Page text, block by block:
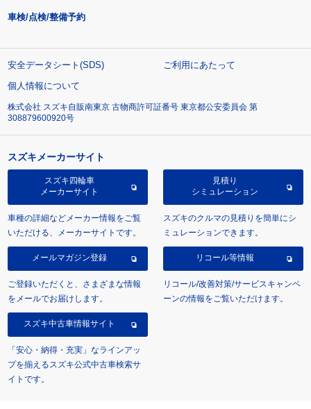
車検/点検/整備予約
安全データシート(SDS)
ご利用にあたって
個人情報について
株式会社 スズキ自販南東京 古物商許可証番号 東京都公安委員会 第
308879600920号
スズキメーカーサイト
スズキ四輪車
メーカーサイト
車種の詳細などメーカー情報をご覧
いただける、メーカーサイトです。
見積り
シミュレーション
スズキのクルマの見積りを簡単にシ
ミュレーションできます。
メールマガジン登録
ご登録いただくと、さまざまな情報
をメールでお届けします。
リコール等情報
リコール/改善対策/サービスキャンペ
ーンの情報をご覧いただけます。
スズキ中古車情報サイト
「安心・納得・充実」なラインアッ
プを揃えるスズキ公式中古車検索サ
イトです。